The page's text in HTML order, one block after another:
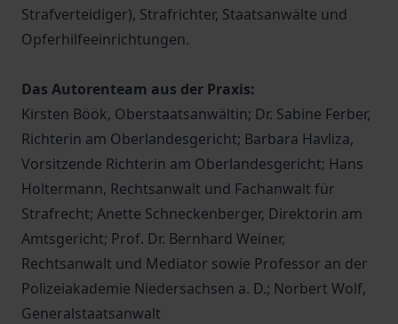
Strafverteidiger), Strafrichter, Staatsanwälte und
Opferhilfeeinrichtungen.
Das Autorenteam aus der Praxis:
Kirsten Böök, Oberstaatsanwältin; Dr. Sabine Ferber,
Richterin am Oberlandesgericht; Barbara Havliza,
Vorsitzende Richterin am Oberlandesgericht; Hans
Holtermann, Rechtsanwalt und Fachanwalt für
Strafrecht; Anette Schneckenberger, Direktorin am
Amtsgericht; Prof. Dr. Bernhard Weiner,
Rechtsanwalt und Mediator sowie Professor an der
Polizeiakademie Niedersachsen a. D.; Norbert Wolf,
Generalstaatsanwalt